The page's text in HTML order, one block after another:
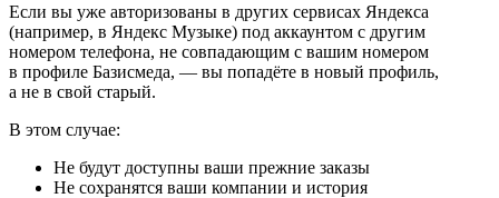
Если вы уже авторизованы в других сервисах Яндекса
(например, в Яндекс Музыке) под аккаунтом с другим
номером телефона, не совпадающим с вашим номером
в профиле Базисмеда, — вы попадёте в новый профиль,
а не в свой старый.
В этом случае:
Не будут доступны ваши прежние заказы
Не сохранятся ваши компании и история